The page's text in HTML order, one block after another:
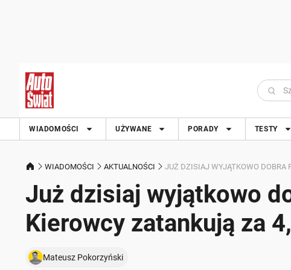
WIADOMOŚCI UŻYWANE PORADY TESTY
WIADOMOŚCI AKTUALNOŚCI JUŻ DZISIAJ WYJĄTKOWO DOBRA
Już dzisiaj wyjątkowo
Kierowcy zatankują za
Mateusz Pokorzyński